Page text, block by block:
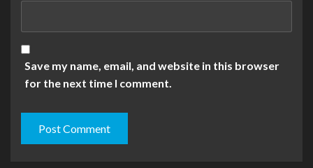
Save my name, email, and website in this browser
for the next time I comment.